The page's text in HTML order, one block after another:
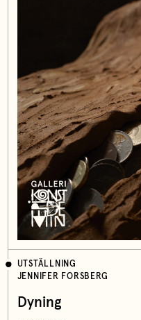
UTSTÄLLNING
JENNIFER FORSBERG
Dyning